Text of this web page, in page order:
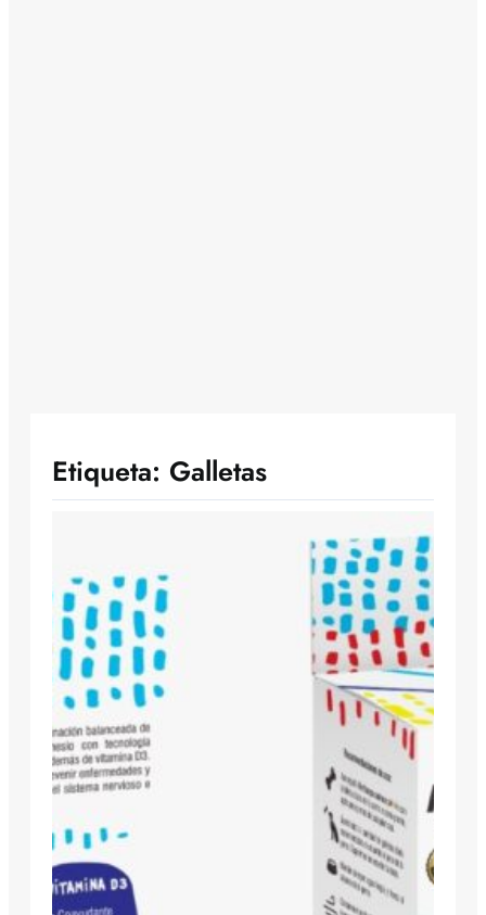
Etiqueta: Galletas